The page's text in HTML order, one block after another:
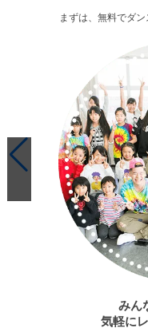
まずは、無料でダ
みん
気軽に